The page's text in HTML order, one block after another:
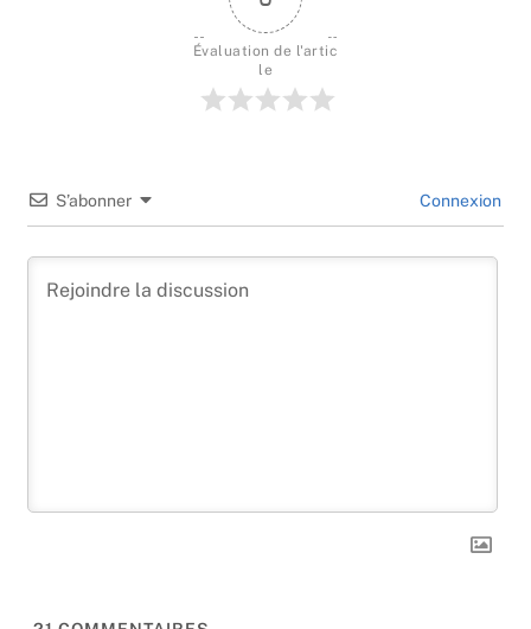
Évaluation de l'artic
le
S’abonner Connexion